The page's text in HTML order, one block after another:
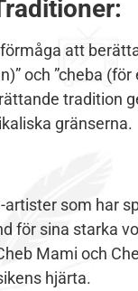
att
och ”cheba
tradition
gränserna.
som har
för sina starka
Mami och
hjärta.